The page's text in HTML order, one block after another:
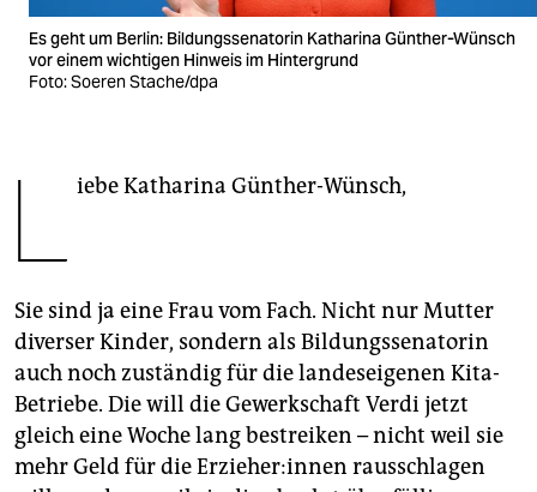
shop
fragen & hilfe
Es geht um Berlin: Bildungssenatorin Katharina Günther-Wünsch
vor einem wichtigen Hinweis im Hintergrund
Foto: Soeren Stache/dpa
L iebe Katharina Günther-Wünsch,
Sie sind ja eine Frau vom Fach. Nicht nur Mutter
diverser Kinder, sondern als Bildungssenatorin
auch noch zuständig für die landeseigenen Kita-
Betriebe. Die will die Gewerkschaft Verdi jetzt
gleich eine Woche lang be­streiken – nicht weil sie
mehr Geld für die Er­zie­he­r:in­nen rausschlagen